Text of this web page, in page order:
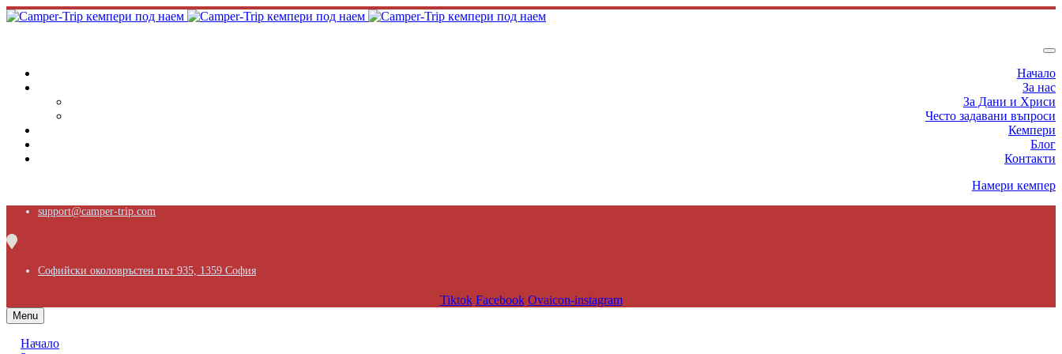
Начало
За нас
За Дани и Хриси
Често задавани въпроси
Кемпери
Блог
Контакти
Намери кемпер
support@camper-trip.com
Софийски околовръстен път 935, 1359 София
Tiktok Facebook Ovaicon-instagram
Menu
Начало